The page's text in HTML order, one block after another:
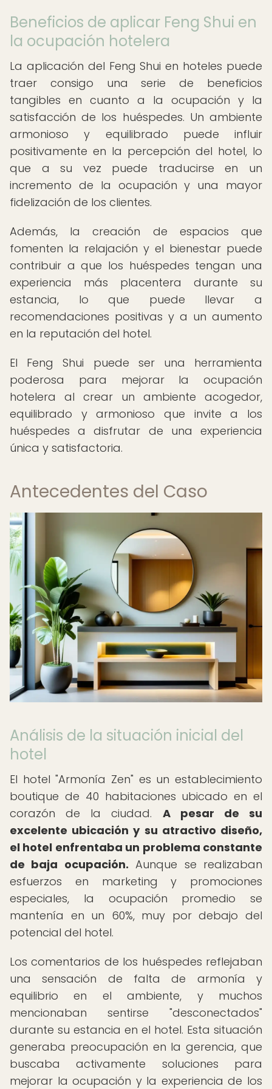
Beneficios de aplicar Feng Shui en
la ocupación hotelera
La aplicación del Feng Shui en hoteles puede
traer consigo una serie de beneficios
tangibles en cuanto a la ocupación y la
satisfacción de los huéspedes. Un ambiente
armonioso y equilibrado puede influir
positivamente en la percepción del hotel, lo
que a su vez puede traducirse en un
incremento de la ocupación y una mayor
fidelización de los clientes.
Además, la creación de espacios que
fomenten la relajación y el bienestar puede
contribuir a que los huéspedes tengan una
experiencia más placentera durante su
estancia, lo que puede llevar a
recomendaciones positivas y a un aumento
en la reputación del hotel.
El Feng Shui puede ser una herramienta
poderosa para mejorar la ocupación
hotelera al crear un ambiente acogedor,
equilibrado y armonioso que invite a los
huéspedes a disfrutar de una experiencia
única y satisfactoria.
Antecedentes del Caso
Análisis de la situación inicial del
hotel
El hotel "Armonía Zen" es un establecimiento
boutique de 40 habitaciones ubicado en el
corazón de la ciudad. A pesar de su
excelente ubicación y su atractivo diseño,
el hotel enfrentaba un problema constante
de baja ocupación. Aunque se realizaban
esfuerzos en marketing y promociones
especiales, la ocupación promedio se
mantenía en un 60%, muy por debajo del
potencial del hotel.
Los comentarios de los huéspedes reflejaban
una sensación de falta de armonía y
equilibrio en el ambiente, y muchos
mencionaban sentirse "desconectados"
durante su estancia en el hotel. Esta situación
generaba preocupación en la gerencia, que
buscaba activamente soluciones para
mejorar la ocupación y la experiencia de los